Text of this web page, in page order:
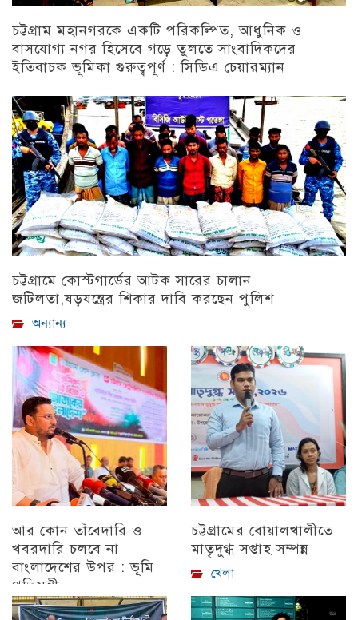
চট্টগ্রাম মহানগরকে একটি পরিকল্পিত, আধুনিক ও
বাসযোগ্য নগর হিসেবে গড়ে তুলতে সাংবাদিকদের
ইতিবাচক ভূমিকা গুরুত্বপূর্ণ : সিডিএ চেয়ারম্যান
চট্টগ্রাম
চট্টগ্রামে কোস্টগার্ডের আটক সারের চালান
জটিলতা,ষড়যন্ত্রের শিকার দাবি করছেন পুলিশ
অন্যান্য
আর কোন তাঁবেদারি ও
খবরদারি চলবে না
বাংলাদেশের উপর : ভূমি
প্রতিমন্ত্রী
চট্টগ্রাম
চট্টগ্রামের বোয়ালখালীতে
মাতৃদুগ্ধ সপ্তাহ সম্পন্ন
খেলা